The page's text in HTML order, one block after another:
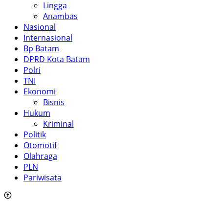
Lingga
Anambas
Nasional
Internasional
Bp Batam
DPRD Kota Batam
Polri
TNI
Ekonomi
Bisnis
Hukum
Kriminal
Politik
Otomotif
Olahraga
PLN
Pariwisata